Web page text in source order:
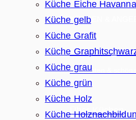
KÜCHEN &
Die besten &
Über Küchen
Küche Eiche Havanna
Küche gelb
Küche Grafit
Küche
Küche grau
Küche grün
Küche Holz
Küche